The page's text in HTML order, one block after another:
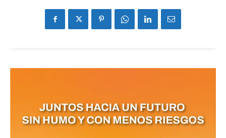
reducción de daños en tu correo
electrónico.